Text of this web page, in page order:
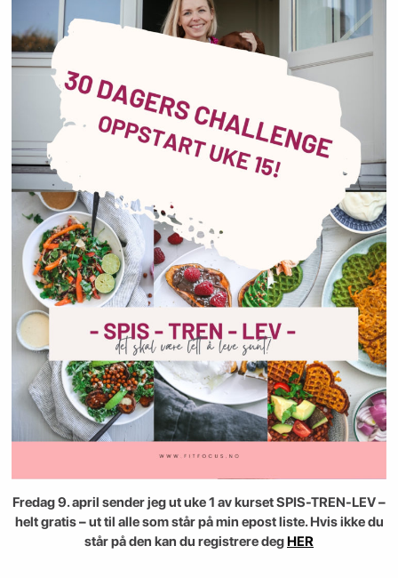
Fredag 9. april sender jeg ut uke 1 av kurset SPIS-TREN-LEV –
helt gratis – ut til alle som står på min epost liste. Hvis ikke du
står på den kan du registrere degHER